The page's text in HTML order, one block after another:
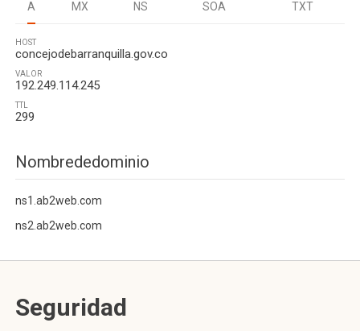
A MX NS SOA TXT
HOST
concejodebarranquilla.gov.co
VALOR
192.249.114.245
TTL
299
Nombrededominio
ns1.ab2web.com
ns2.ab2web.com
Seguridad